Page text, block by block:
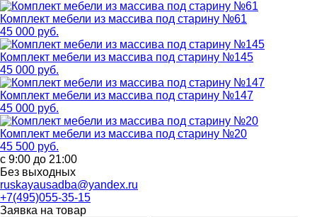
Комплект мебели из массива под старину №61
45 000 руб.
Комплект мебели из массива под старину №145
45 000 руб.
Комплект мебели из массива под старину №147
45 000 руб.
Комплект мебели из массива под старину №20
45 500 руб.
с 9:00 до 21:00
Без выходных
ruskayausadba@yandex.ru
+7(495)055-35-15
Заявка на товар